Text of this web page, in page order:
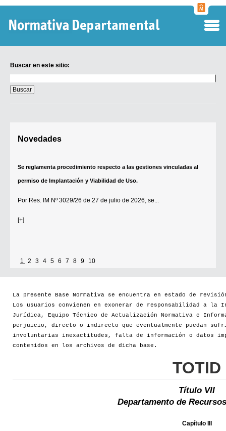
Buscar en este sitio:
en
este
sitio:
Novedades
Se reglamenta procedimiento respecto a las gestiones vinculadas al
permiso de Implantación y Viabilidad de Uso.
Por Res. IM Nº 3029/26 de 27 de julio de 2026, se...
[+]
1 2 3 4 5 6 7 8 9 10
La presente Base Normativa se encuentra en estado de
Los usuarios convienen en exonerar de responsabilidad a la
Jurídica, Equipo Técnico de Actualización Normativa e
perjuicio, directo o indirecto que eventualmente puedan
involuntarias inexactitudes, falta de información o datos
contenidos en los archivos de dicha base.
TOTID
Título VII
Departamento de
Capítulo III